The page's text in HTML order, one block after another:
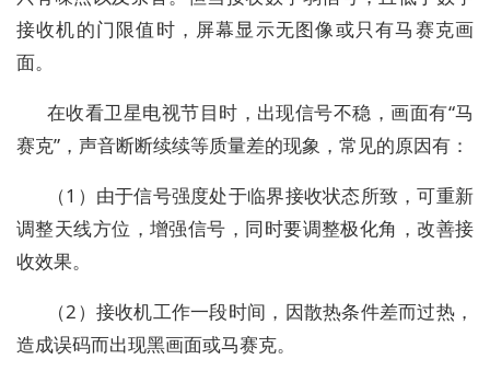
接收机的门限值时，屏幕显示无图像或只有马赛克画
面。
在收看卫星电视节目时，出现信号不稳，画面有“马
赛克”，声音断断续续等质量差的现象，常见的原因有：
（1）由于信号强度处于临界接收状态所致，可重新
调整天线方位，增强信号，同时要调整极化角，改善接
收效果。
（2）接收机工作一段时间，因散热条件差而过热，
造成误码而出现黑画面或马赛克。